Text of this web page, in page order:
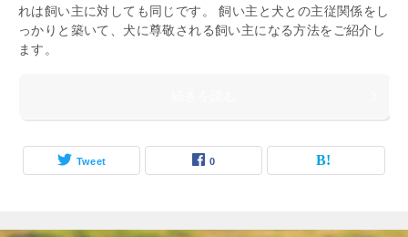
れは飼い主に対しても同じです。 飼い主と犬との主従関係をし
っかりと築いて、犬に尊敬される飼い主になる方法をご紹介し
ます。
Tweet 0